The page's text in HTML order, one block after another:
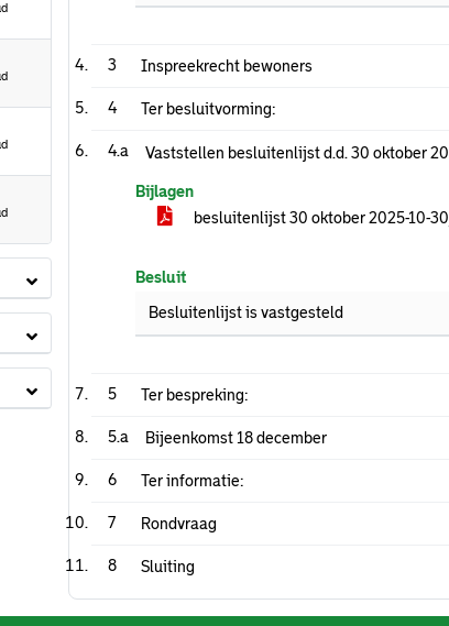
3 Inspreekrecht bewoners
4 Ter besluitvorming:
4.a Vaststellen besluitenlijst d.d. 30 oktober
Bijlagen
besluitenlijst 30 oktober 2025-10-
Besluit
Besluitenlijst is vastgesteld
5 Ter bespreking:
5.a Bijeenkomst 18 december
6 Ter informatie:
7 Rondvraag
8 Sluiting